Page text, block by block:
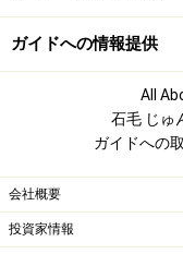
ガイドへの情報提供
All
石毛 じゅ
ガイドへの
会社概要
投資家情報